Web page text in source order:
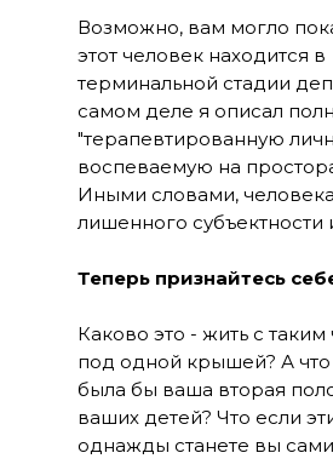
Возможно, вам могло
этот человек находится в
терминальной стадии
самом деле я описал
"терапевтированную
воспеваемую на
Иными словами,
лишенного субъектности
Теперь признайтесь
Каково это - жить с
под одной крышей? А что
была бы ваша вторая
ваших детей? Что если
однажды станете вы